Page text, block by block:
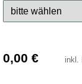
0,00 € inkl.